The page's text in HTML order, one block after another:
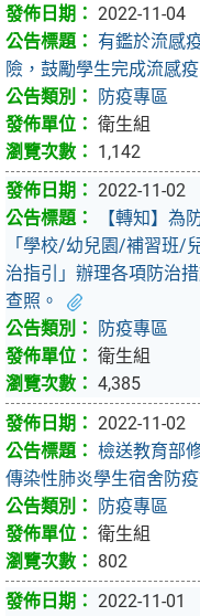
2022-11-04
有鑑於流感
險，鼓勵學生完成流感
防疫專區
衛生組
1,142
2022-11-02
【轉知】為
「學校/幼兒園/補習班/
治指引」辦理各項防治
查照。
防疫專區
衛生組
4,385
2022-11-02
檢送教育部
傳染性肺炎學生宿舍防
防疫專區
衛生組
802
2022-11-01